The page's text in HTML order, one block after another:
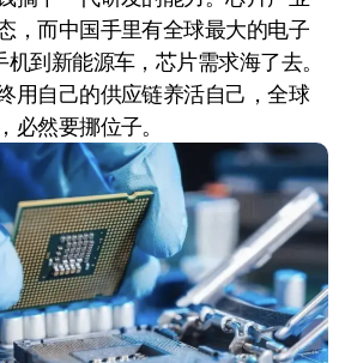
，而中国手里有全球最大的电子
到新能源车，芯片需求海了去。
用自己的供应链养活自己，全球
必然要挪位子。